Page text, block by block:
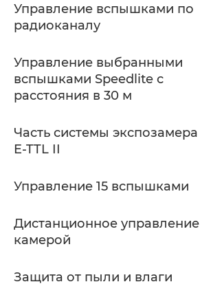
Управление вспышками по
радиоканалу
Управление выбранными
вспышками Speedlite с
расстояния в 30 м
Часть системы экспозамера
E-TTL II
Управление 15 вспышками
Дистанционное управление
камерой
Защита от пыли и влаги